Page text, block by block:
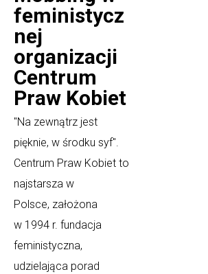
feministycz
nej
organizacji
Centrum
Praw Kobiet
"Na zewnątrz jest
pięknie, w środku syf".
Centrum Praw Kobiet to
najstarsza w
Polsce, założona
w 1994 r. fundacja
feministyczna,
udzielająca porad